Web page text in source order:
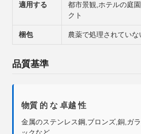
適用する
都市景観,ホテルの庭
クト
梱包 農薬で処理されてい
品質基準
物質 的 な 卓越 性
金属のステンレス鋼,ブロンズ,銅,ガ